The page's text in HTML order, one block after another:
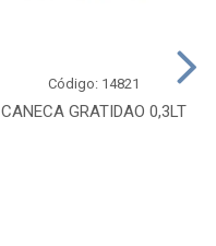
CANECA GRATIDAO 0,3LT
Código: 14821